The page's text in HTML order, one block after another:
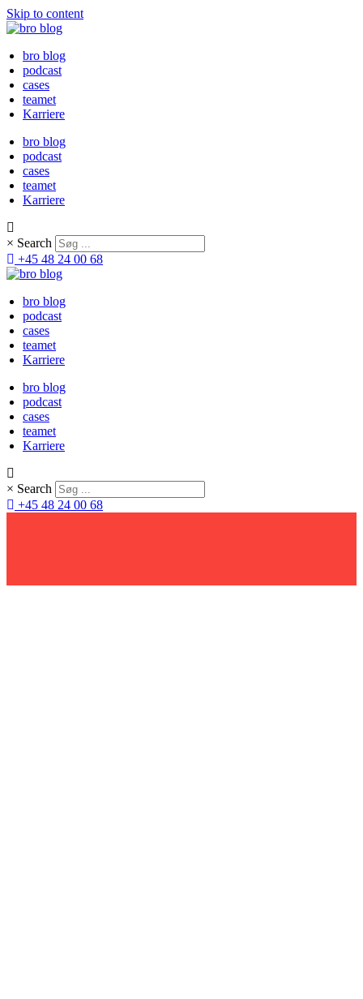
Skip to content
bro blog
podcast
cases
teamet
Karriere
bro blog
podcast
cases
teamet
Karriere
× Search
+45 48 24 00 68
bro blog
podcast
cases
teamet
Karriere
bro blog
podcast
cases
teamet
Karriere
× Search
+45 48 24 00 68